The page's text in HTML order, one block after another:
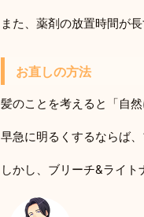
また、薬剤の放置時間が
お直しの方法
髪のことを考えると「自
早急に明るくするならば
しかし、ブリーチ&ライト